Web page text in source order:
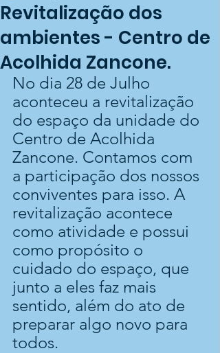
Revitalização dos
ambientes - Centro de
Acolhida Zancone.
No dia 28 de Julho
aconteceu a revitalização
do espaço da unidade do
Centro de Acolhida
Zancone. Contamos com
a participação dos nossos
conviventes para isso. A
revitalização acontece
como atividade e possui
como propósito o
cuidado do espaço, que
junto a eles faz mais
sentido, além do ato de
preparar algo novo para
todos.